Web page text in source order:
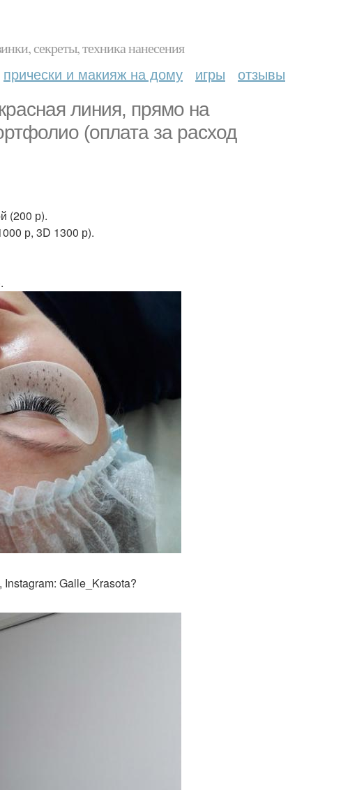
секреты, техника нанесения
прически и макияж на дому игры отзывы
линия, прямо на
(оплата за расход
(200 р).
р, 3D 1300 р).
Galle_Krasota?